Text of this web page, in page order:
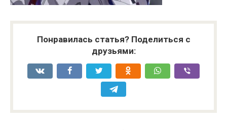
Понравилась статья? Поделиться с
друзьями: